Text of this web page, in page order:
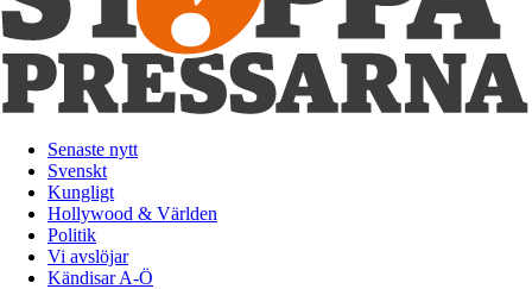
Senaste nytt
Svenskt
Kungligt
Hollywood & Världen
Politik
Vi avslöjar
Kändisar A-Ö